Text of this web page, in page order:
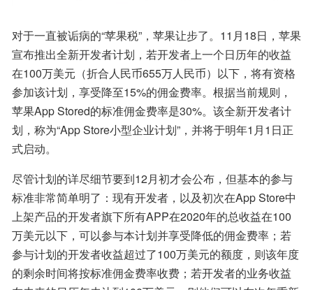
对于一直被诟病的“苹果税”，苹果让步了。11月18日，苹果
宣布推出全新开发者计划，若开发者上一个日历年的收益
在100万美元（折合人民币655万人民币）以下，将有资格
参加该计划，享受降至15%的佣金费率。根据当前规则，
苹果App Stored的标准佣金费率是30%。该全新开发者计
划，称为“App Store小型企业计划”，并将于明年1月1日正
式启动。
尽管计划的详尽细节要到12月初才会公布，但基本的参与
标准非常简单明了：现有开发者，以及初次在App Store中
上架产品的开发者旗下所有APP在2020年的总收益在100
万美元以下，可以参与本计划并享受降低的佣金费率；若
参与计划的开发者收益超过了100万美元的额度，则该年度
的剩余时间将按标准佣金费率收费；若开发者的业务收益